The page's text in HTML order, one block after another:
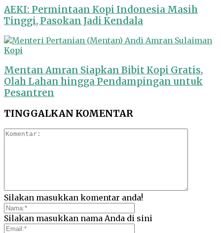
AEKI: Permintaan Kopi Indonesia Masih
Tinggi, Pasokan Jadi Kendala
Kopi
Mentan Amran Siapkan Bibit Kopi Gratis,
Olah Lahan hingga Pendampingan untuk
Pesantren
TINGGALKAN KOMENTAR
Silakan masukkan komentar anda!
Silakan masukkan nama Anda di sini